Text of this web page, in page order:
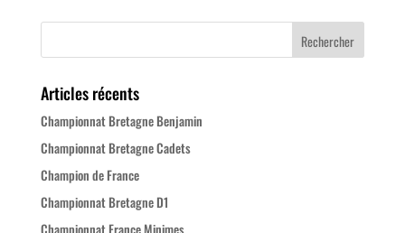
Articles récents
Championnat Bretagne Benjamin
Championnat Bretagne Cadets
Champion de France
Championnat Bretagne D1
Championnat France Minimes